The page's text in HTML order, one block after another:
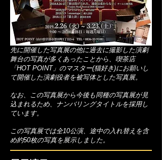
先に開催した写真展の他に過去に撮影した演劇
舞台の写真が多くあったことから、喫茶店
「HOT POINT」のマスター(猫好き)にお願いし
て開催した演劇役者を被写体とした写真展。
なお、この写真展から今後も同種の写真展が見
込まれるため、ナンバリングタイトルを採用し
ています。
この写真展では全10公演、途中の入れ替えを含
め約50枚の写真を展示しました。